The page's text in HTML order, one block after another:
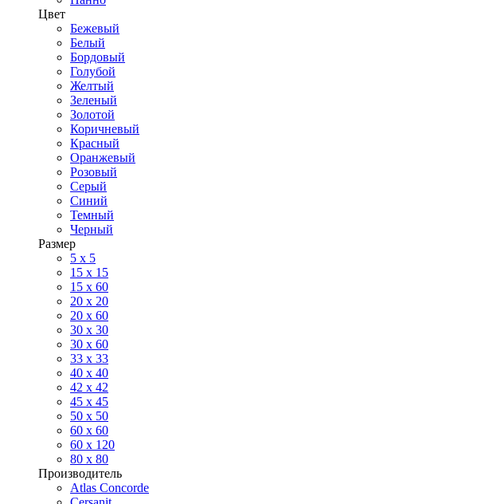
Цвет
Бежевый
Белый
Бордовый
Голубой
Желтый
Зеленый
Золотой
Коричневый
Красный
Оранжевый
Розовый
Серый
Синий
Темный
Черный
Размер
5 x 5
15 x 15
15 x 60
20 х 20
20 x 60
30 х 30
30 x 60
33 x 33
40 х 40
42 x 42
45 x 45
50 x 50
60 х 60
60 x 120
80 x 80
Производитель
Atlas Concorde